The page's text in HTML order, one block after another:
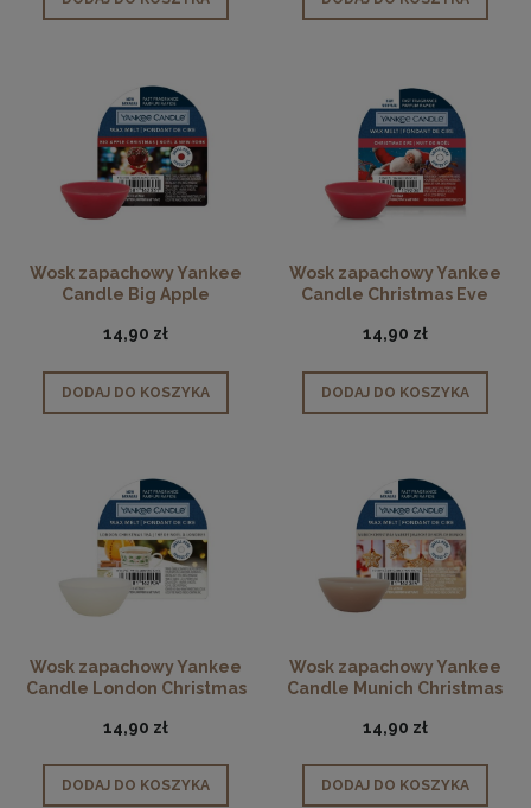
Wosk zapachowy Yankee
Candle Big Apple
14,90 zł
DODAJ DO KOSZYKA
Wosk zapachowy Yankee
Candle Christmas Eve
14,90 zł
DODAJ DO KOSZYKA
Wosk zapachowy Yankee
Candle London Christmas
14,90 zł
DODAJ DO KOSZYKA
Wosk zapachowy Yankee
Candle Munich Christmas
14,90 zł
DODAJ DO KOSZYKA